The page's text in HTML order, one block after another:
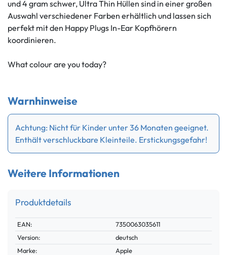
und 4 gram schwer, Ultra Thin Hüllen sind in einer großen
Auswahl verschiedener Farben erhältlich und lassen sich
perfekt mit den Happy Plugs In-Ear Kopfhörern
koordinieren.
What colour are you today?
Warnhinweise
Achtung: Nicht für Kinder unter 36 Monaten geeignet.
Enthält verschluckbare Kleinteile. Erstickungsgefahr!
Weitere Informationen
Produktdetails
Technisches
Merkmal
Wert
EAN:
7350063035611
Version:
deutsch
Marke:
Apple